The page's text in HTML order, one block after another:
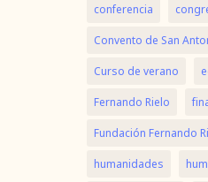
conferencia
Convento de San
Curso de verano
Fernando Rielo
Fundación Fernando
humanidades